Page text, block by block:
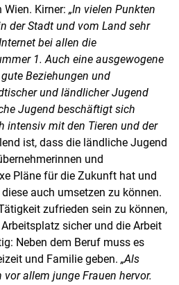
main content
Kirner: „In vielen Punkten
der Stadt und vom Land sehr
bei allen die
1. Auch eine ausgewogene
Beziehungen und
und ländlicher Jugend
Jugend beschäftigt sich
intensiv mit den Tieren und der
ist, dass die ländliche Jugend
und
Pläne für die Zukunft hat und
auch umsetzen zu können.
zufrieden sein zu können,
sicher und die Arbeit
Neben dem Beruf muss es
und Familie geben. „Als
allem junge Frauen hervor.